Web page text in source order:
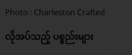
Photo : Charleston Crafted
လိုအပ်သည့် ပစ္စည်းများ